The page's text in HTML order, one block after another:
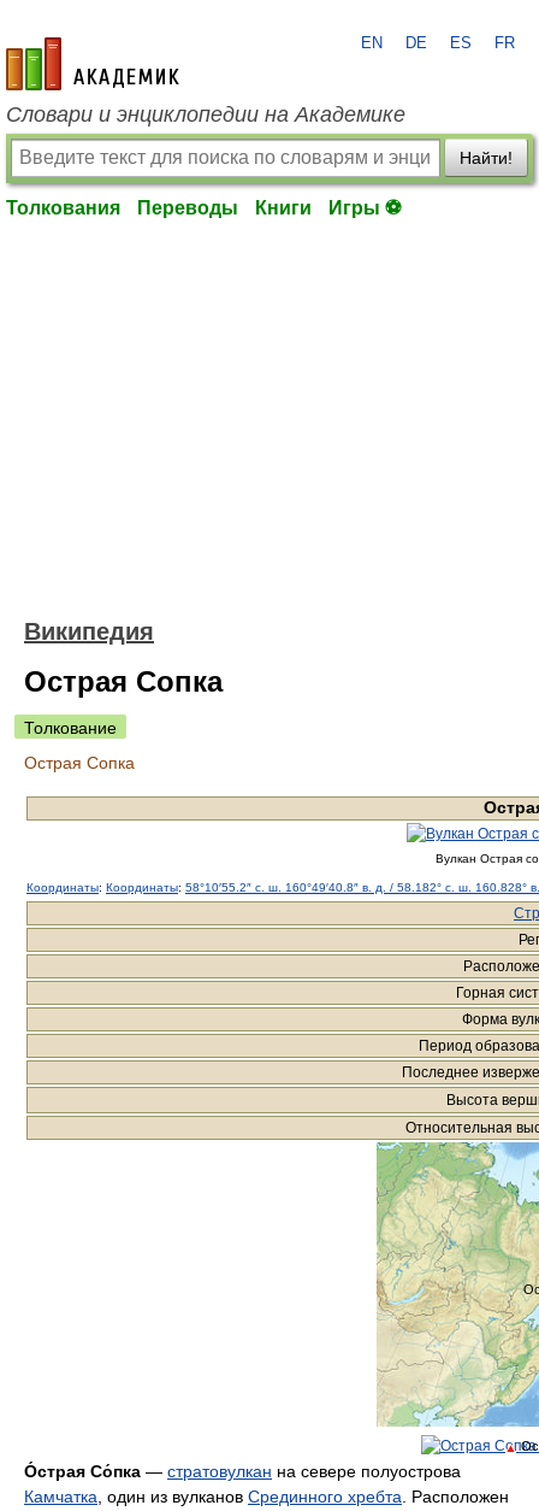
academic.ru
EN DE ES FR
Словари и энциклопедии на Академике
Найти!
Толкования Переводы Книги Игры ⚽
Википедия
Острая Сопка
Толкование
Острая Сопка
Вулкан Острая
Координаты: Координаты: 58°10′55.2″ с. ш. 160°49′40.8″ в. д. / 58.182° с. ш. 160.828°
Горная
Форма
Период
Последнее
Высота
Относительная
О́страя Со́пка — стратовулкан на севере полуострова
Камчатка , один из вулканов Срединного хребта . Расположен